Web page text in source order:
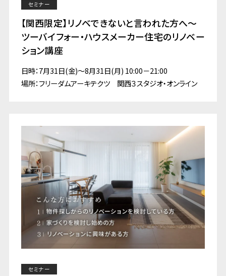
セミナー
【関西限定】リノベできないと言われた方へ～
ツーバイフォー・ハウスメーカー住宅のリノベー
ション講座
日時：7月31日(金)～8月31日(月) 10:00－21:00
場所：フリーダムアーキテクツ 関西３スタジオ・オンライン
セミナー